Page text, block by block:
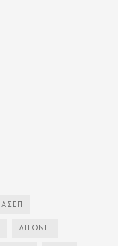
ΑΣΕΠ
ΔΙΕΘΝΗ